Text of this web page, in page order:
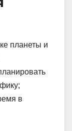
планеты и
в